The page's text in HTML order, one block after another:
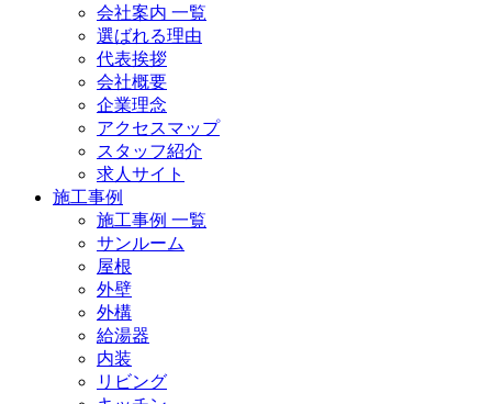
会社案内 一覧
選ばれる理由
代表挨拶
会社概要
企業理念
アクセスマップ
スタッフ紹介
求人サイト
施工事例
施工事例 一覧
サンルーム
屋根
外壁
外構
給湯器
内装
リビング